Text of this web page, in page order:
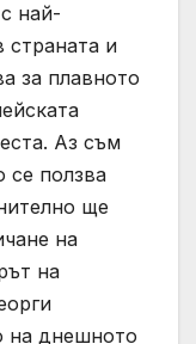
най-
страната и
за плавното
Аз съм
се ползва
ще
на
на
на днешното